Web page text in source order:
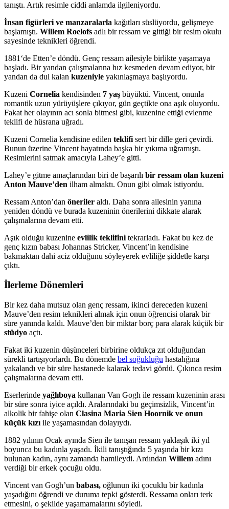
tanıştı. Artık resimle ciddi anlamda ilgileniyordu.
İnsan figürleri ve manzaralarla kağıtları süslüyordu, gelişmeye
başlamıştı. Willem Roelofs adlı bir ressam ve gittiği bir resim okulu
sayesinde teknikleri öğrendi.
1881‘de Etten’e döndü. Genç ressam ailesiyle birlikte yaşamaya
başladı. Bir yandan çalışmalarına hız kesmeden devam ediyor, bir
yandan da dul kalan kuzeniyle yakınlaşmaya başlıyordu.
Kuzeni Cornelia kendisinden 7 yaş büyüktü. Vincent, onunla
romantik uzun yürüyüşlere çıkıyor, gün geçtikte ona aşık oluyordu.
Fakat her olayının acı sonla bitmesi gibi, kuzenine ettiği evlenme
teklifi de hüsrana uğradı.
Kuzeni Cornelia kendisine edilen teklifi sert bir dille geri çevirdi.
Bunun üzerine Vincent hayatında başka bir yıkıma uğramıştı.
Resimlerini satmak amacıyla Lahey’e gitti.
Lahey’e gitme amaçlarından biri de başarılı bir ressam olan kuzeni
Anton Mauve’den ilham almaktı. Onun gibi olmak istiyordu.
Ressam Anton’dan öneriler aldı. Daha sonra ailesinin yanına
yeniden döndü ve burada kuzeninin önerilerini dikkate alarak
çalışmalarına devam etti.
Aşık olduğu kuzenine evlilik teklifini tekrarladı. Fakat bu kez de
genç kızın babası Johannas Stricker, Vincent’in kendisine
bakmaktan dahi aciz olduğunu söyleyerek evliliğe şiddetle karşı
çıktı.
İlerleme Dönemleri
Bir kez daha mutsuz olan genç ressam, ikinci dereceden kuzeni
Mauve’den resim teknikleri almak için onun öğrencisi olarak bir
süre yanında kaldı. Mauve’den bir miktar borç para alarak küçük bir
stüdyo açtı.
Fakat iki kuzenin düşünceleri birbirine oldukça zıt olduğundan
sürekli tartışıyorlardı. Bu dönemde bel soğukluğu hastalığına
yakalandı ve bir süre hastanede kalarak tedavi gördü. Çıkınca resim
çalışmalarına devam etti.
Eserlerinde yağlıboya kullanan Van Gogh ile ressam kuzeninin arası
bir süre sonra iyice açıldı. Aralarındaki bu geçimsizlik, Vincent’in
alkolik bir fahişe olan Clasina Maria Sien Hoornik ve onun
küçük kızı ile yaşamasından dolayıydı.
1882 yılının Ocak ayında Sien ile tanışan ressam yaklaşık iki yıl
boyunca bu kadınla yaşadı. İkili tanıştığında 5 yaşında bir kızı
bulunan kadın, aynı zamanda hamileydi. Ardından Willem adını
verdiği bir erkek çocuğu oldu.
Vincent van Gogh’un babası, oğlunun iki çocuklu bir kadınla
yaşadığını öğrendi ve duruma tepki gösterdi. Ressama onları terk
etmesini, o şekilde yaşamamalarını söyledi.